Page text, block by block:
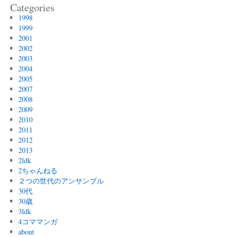
Categories
1998
1999
2001
2002
2003
2004
2005
2007
2008
2009
2010
2011
2012
2013
2ldk
2ちゃんねる
２つの世代のアンサンブル
30代
30歳
3ldk
4コママンガ
about